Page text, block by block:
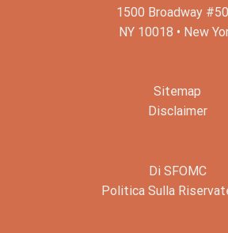
1500 Broadway
NY 10018 • New
Sitemap
Disclaimer
Di SFOMC
Politica Sulla